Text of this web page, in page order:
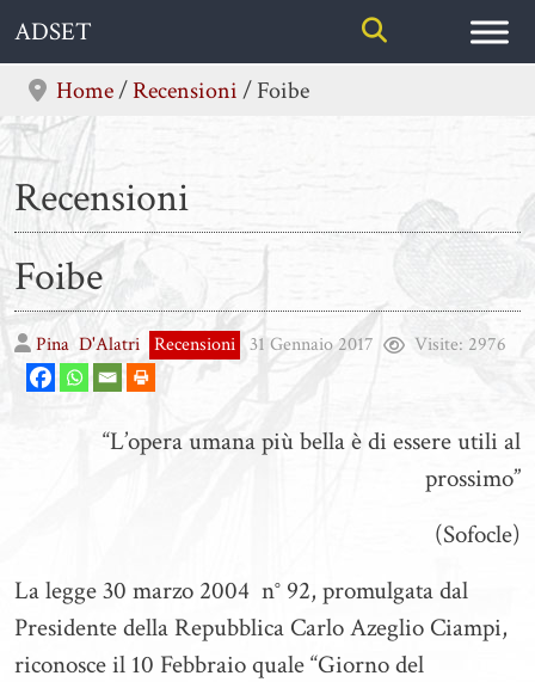
Skip
content
ADSET
Home/Recensioni/Foibe
Recensioni
Foibe
Pina D'Alatri Recensioni 31 Gennaio 2017 Visite: 2976
“L’opera umana più bella è di essere utili al
prossimo”
(Sofocle)
La legge 30 marzo 2004 n° 92, promulgata dal
Presidente della Repubblica Carlo Azeglio Ciampi,
riconosce il 10 Febbraio quale “Giorno del